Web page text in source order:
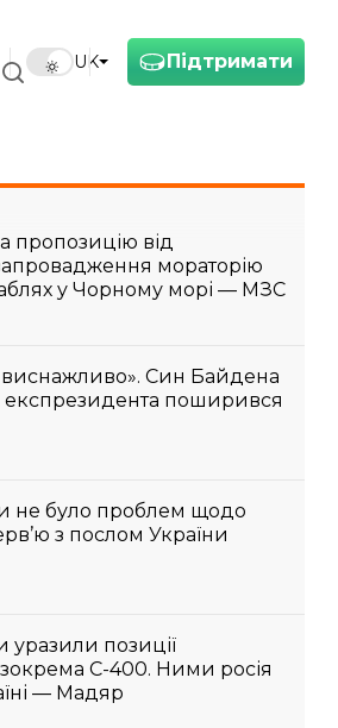
Підтримати
UK
пропозицію від
мораторію
у Чорному морі — МЗС
виснажливо». Син Байдена
експрезидента поширився
не було проблем щодо
з послом України
уразили позиції
С-400. Ними росія
— Мадяр